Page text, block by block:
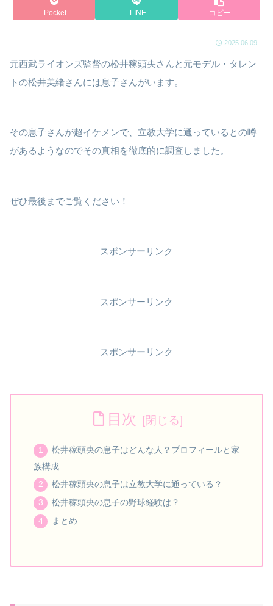
Pocket LINE コピー
2025.06.09
元西武ライオンズ監督の松井稼頭央さんと元モデル・タレン
トの松井美緒さんには息子さんがいます。
その息子さんが超イケメンで、立教大学に通っているとの噂
があるようなのでその真相を徹底的に調査しました。
ぜひ最後までご覧ください！
スポンサーリンク
スポンサーリンク
スポンサーリンク
目次
松井稼頭央の息子はどんな人？プロフィールと家
族構成
松井稼頭央の息子は立教大学に通っている？
松井稼頭央の息子の野球経験は？
まとめ